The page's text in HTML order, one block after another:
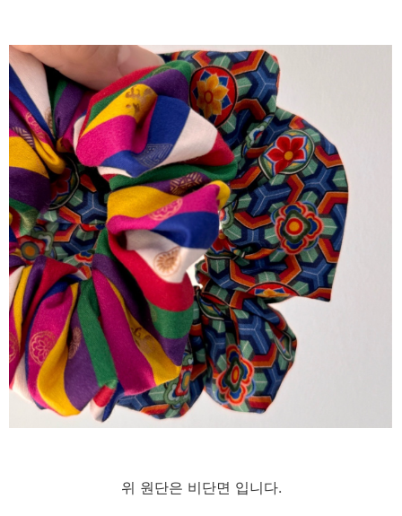
위 원단은 비단면 입니다.